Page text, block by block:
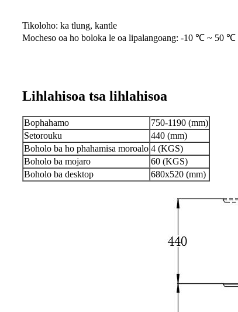
Tikoloho: ka tlung, kantle
Mocheso oa ho boloka le oa lipalangoang: -10 ℃ ~ 50 ℃
Lihlahisoa tsa lihlahisoa
Bophahamo
750-1190 (mm)
Setorouku
440 (mm)
Boholo ba ho phahamisa moroalo 4 (KGS)
Boholo ba mojaro
60 (KGS)
Boholo ba desktop
680x520 (mm)